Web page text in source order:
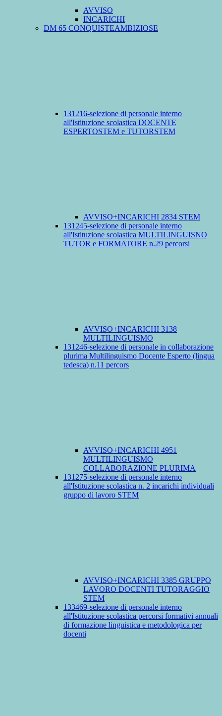
AVVISO
INCARICHI
DM 65 CONQUISTEAMBIZIOSE
131216-selezione di personale interno
all'Istituzione scolastica DOCENTE
ESPERTOSTEM e TUTORSTEM
AVVISO+INCARICHI 2834 STEM
131245-selezione di personale interno
all'Istituzione scolastica MULTILINGUISNO
TUTOR e FORMATORE n.29 percorsi
AVVISO+INCARICHI 3138
MULTILINGUISMO
131246-selezione di personale in collaborazione
plurima Multilinguismo Docente Esperto (lingua
tedesca) n.11 percors
AVVISO+INCARICHI 4951
MULTILINGUISMO
COLLABORAZIONE PLURIMA
131275-selezione di personale interno
all'Istituzione scolastica n. 2 incarichi individuali
gruppo di lavoro STEM
AVVISO+INCARICHI 3385 GRUPPO
LAVORO DOCENTI TUTORAGGIO
STEM
133469-selezione di personale interno
all'Istituzione scolastica percorsi formativi annuali
di formazione linguistica e metodologica per
docenti